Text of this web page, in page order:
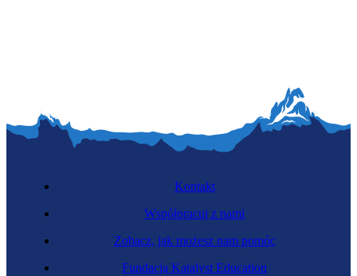
Kontakt
Współpracuj z nami
Zobacz, jak możesz nam pomóc
Fundacja Katalyst Education